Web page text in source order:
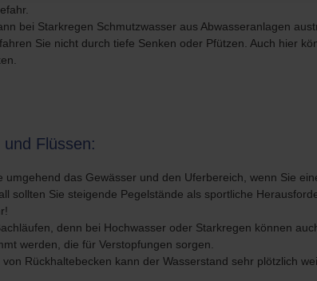
bei Starkregen Schmutzwasser aus Abwasseranlagen
Sie nicht durch tiefe Senken oder Pfützen. Auch hier
Flüssen:
umgehend das Gewässer und den Uferbereich, wenn Sie
sollten Sie steigende Pegelstände als sportliche
denn bei Hochwasser oder Starkregen können
werden, die für Verstopfungen sorgen.
Rückhaltebecken kann der Wasserstand sehr plötzlich